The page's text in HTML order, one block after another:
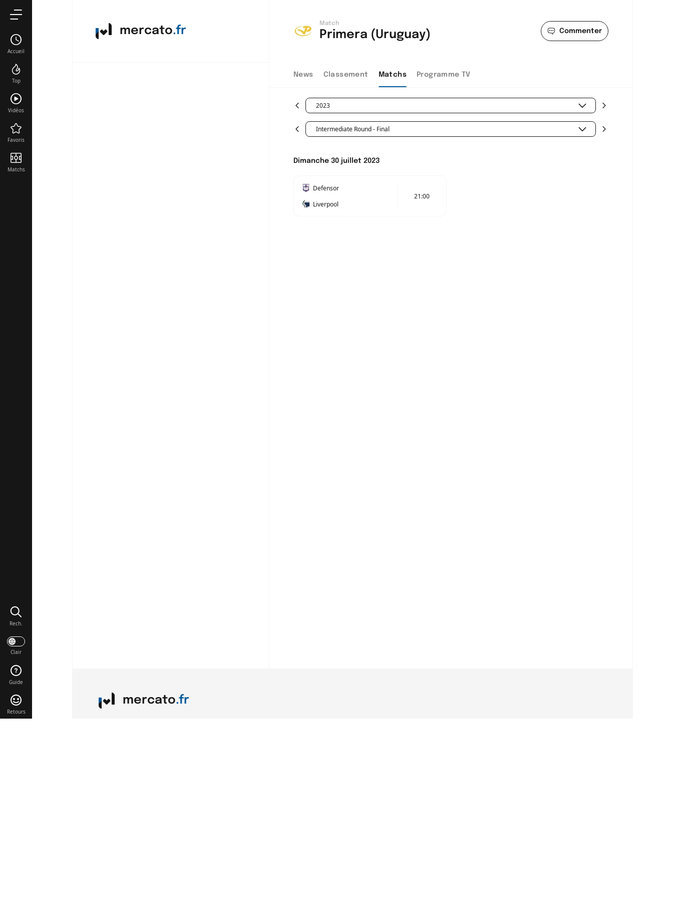
mercato.fr Commenter
Match
Primera (Uruguay)
News Classement Matchs Programme TV
2023
Intermediate Round - Final
Dimanche 30 juillet 2023
Defensor
Liverpool
21:00
mercato.fr
Accueil
Top
Vidéos
Favoris
Matchs
Rech.
Clair
Guide
Retours